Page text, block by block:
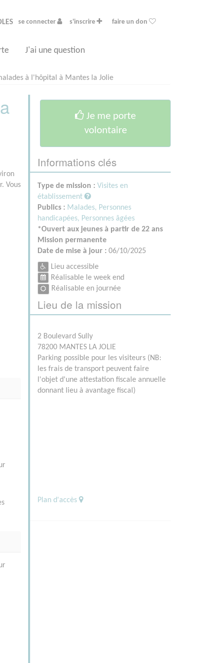
se connecter s'inscrire faire un don
J'ai une question
à l'hôpital à Mantes la Jolie
Vous
Je me porte
volontaire
Informations clés
Type de mission : Visites en
établissement
Publics : Malades, Personnes
handicapées, Personnes âgées
*Ouvert aux jeunes à partir de 22 ans
Mission permanente
Date de mise à jour : 06/10/2025
Lieu accessible
Réalisable le week end
Réalisable en journée
Lieu de la mission
2 Boulevard Sully
78200 MANTES LA JOLIE
Parking possible pour les visiteurs (NB:
les frais de transport peuvent faire
l'objet d'une attestation fiscale annuelle
donnant lieu à avantage fiscal)
Plan d'accès